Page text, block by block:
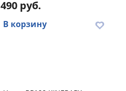
490 руб.
В корзину